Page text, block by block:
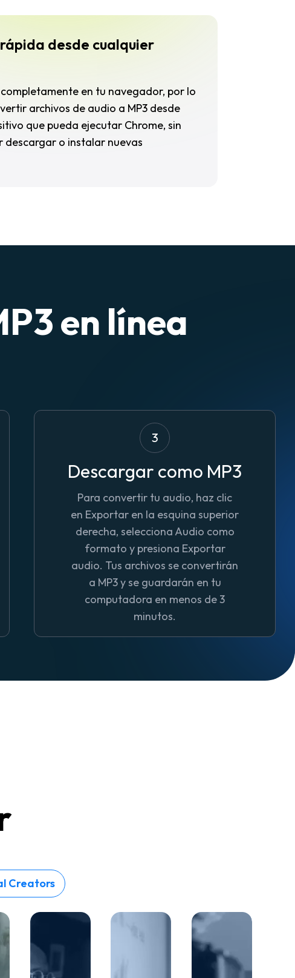
desde cualquier
en tu navegador, por lo
archivos de audio a MP3 desde
que pueda ejecutar Chrome, sin
descargar o instalar nuevas
en línea
3
Descargar como MP3
Para convertir tu audio, haz clic
en Exportar en la esquina superior
derecha, selecciona Audio como
formato y presiona Exportar
audio. Tus archivos se convertirán
a MP3 y se guardarán en tu
computadora en menos de 3
minutos.
Creators